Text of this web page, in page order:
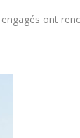
ont